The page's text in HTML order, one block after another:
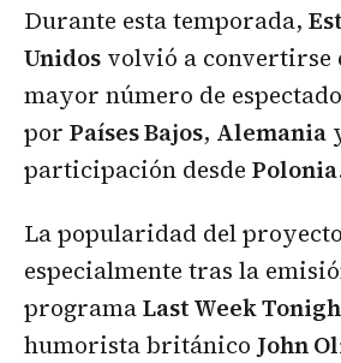
Durante esta temporada,
Unidos volvió a convertirse
mayor número de
por Países Bajos, Alemania
participación desde Polonia
La popularidad del
especialmente tras la
programaLast Week
humorista británico John